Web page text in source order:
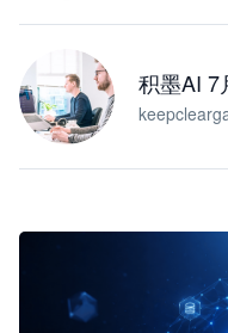
积墨AI 7